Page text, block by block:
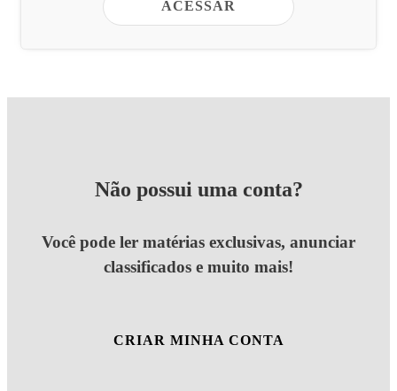
ACESSAR
Não possui uma conta?
Você pode ler matérias exclusivas, anunciar
classificados e muito mais!
CRIAR MINHA CONTA